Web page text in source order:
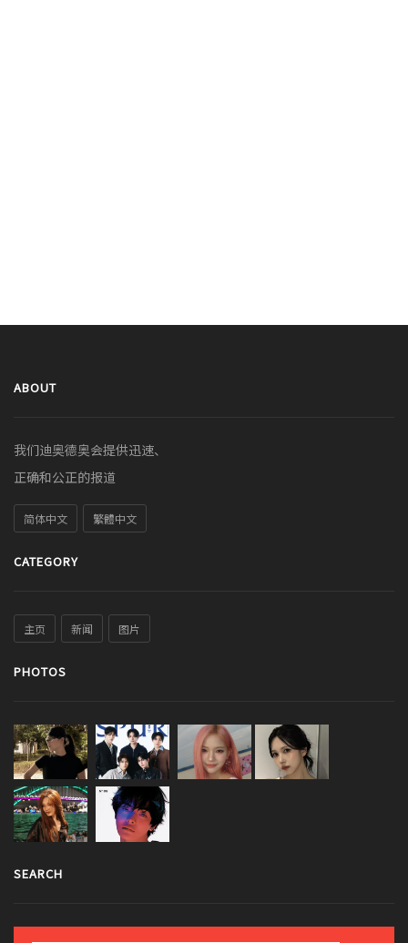
ABOUT
我们迪奥德奥会提供迅速、
正确和公正的报道
简体中文 繁體中文
CATEGORY
主页 新闻 图片
PHOTOS
SEARCH